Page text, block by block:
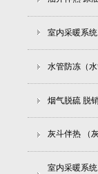
室内采暖系
水管防冻（水
烟气脱硫 脱
灰斗伴热 （
室内采暖系